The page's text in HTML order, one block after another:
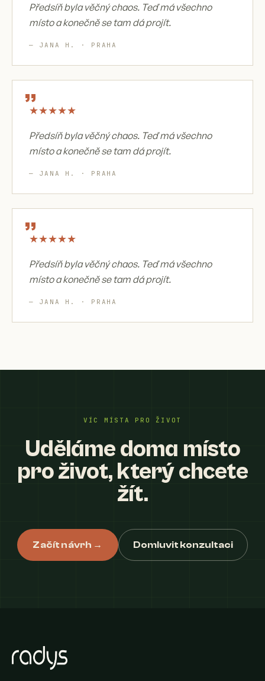
Předsíň byla věčný chaos. Teď má všechno
místo a konečně se tam dá projít.
— JANA H. · PRAHA
„
★★★★★
Předsíň byla věčný chaos. Teď má všechno
místo a konečně se tam dá projít.
— JANA H. · PRAHA
„
★★★★★
Předsíň byla věčný chaos. Teď má všechno
místo a konečně se tam dá projít.
— JANA H. · PRAHA
VÍC MÍSTA PRO ŽIVOT
Uděláme doma místo
pro život, který chcete
žít.
Začít návrh → Domluvit konzultaci